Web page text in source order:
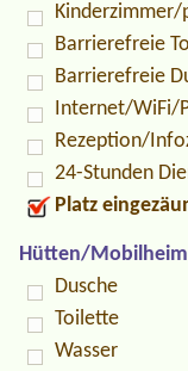
Kinderzimmer/
Barrierefreie
Barrierefreie
Internet/WiFi/
Rezeption/
24-Stunden
Platz
Hütten/
Dusche
Toilette
Wasser